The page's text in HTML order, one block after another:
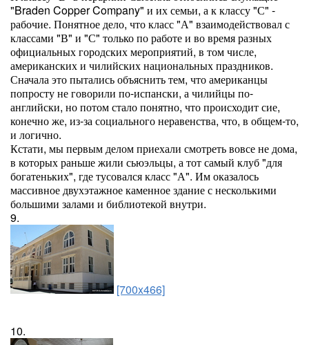
"Braden Copper Company" и их семьи, а к классу "С" -
рабочие. Понятное дело, что класс "А" взаимодействовал с
классами "В" и "С" только по работе и во время разных
официальных городских мероприятий, в том числе,
американских и чилийских национальных праздников.
Сначала это пытались объяснить тем, что американцы
попросту не говорили по-испански, а чилийцы по-
английски, но потом стало понятно, что происходит сие,
конечно же, из-за социального неравенства, что, в общем-то,
и логично.
Кстати, мы первым делом приехали смотреть вовсе не дома,
в которых раньше жили сьюэльцы, а тот самый клуб "для
богатеньких", где тусовался класс "А". Им оказалось
массивное двухэтажное каменное здание с несколькими
большими залами и библиотекой внутри.
9.
[700x466]
10.